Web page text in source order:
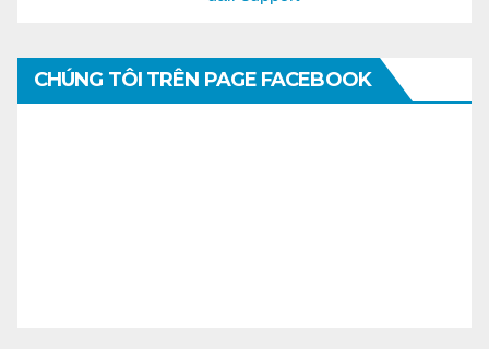
CHÚNG TÔI TRÊN PAGE FACEBOOK